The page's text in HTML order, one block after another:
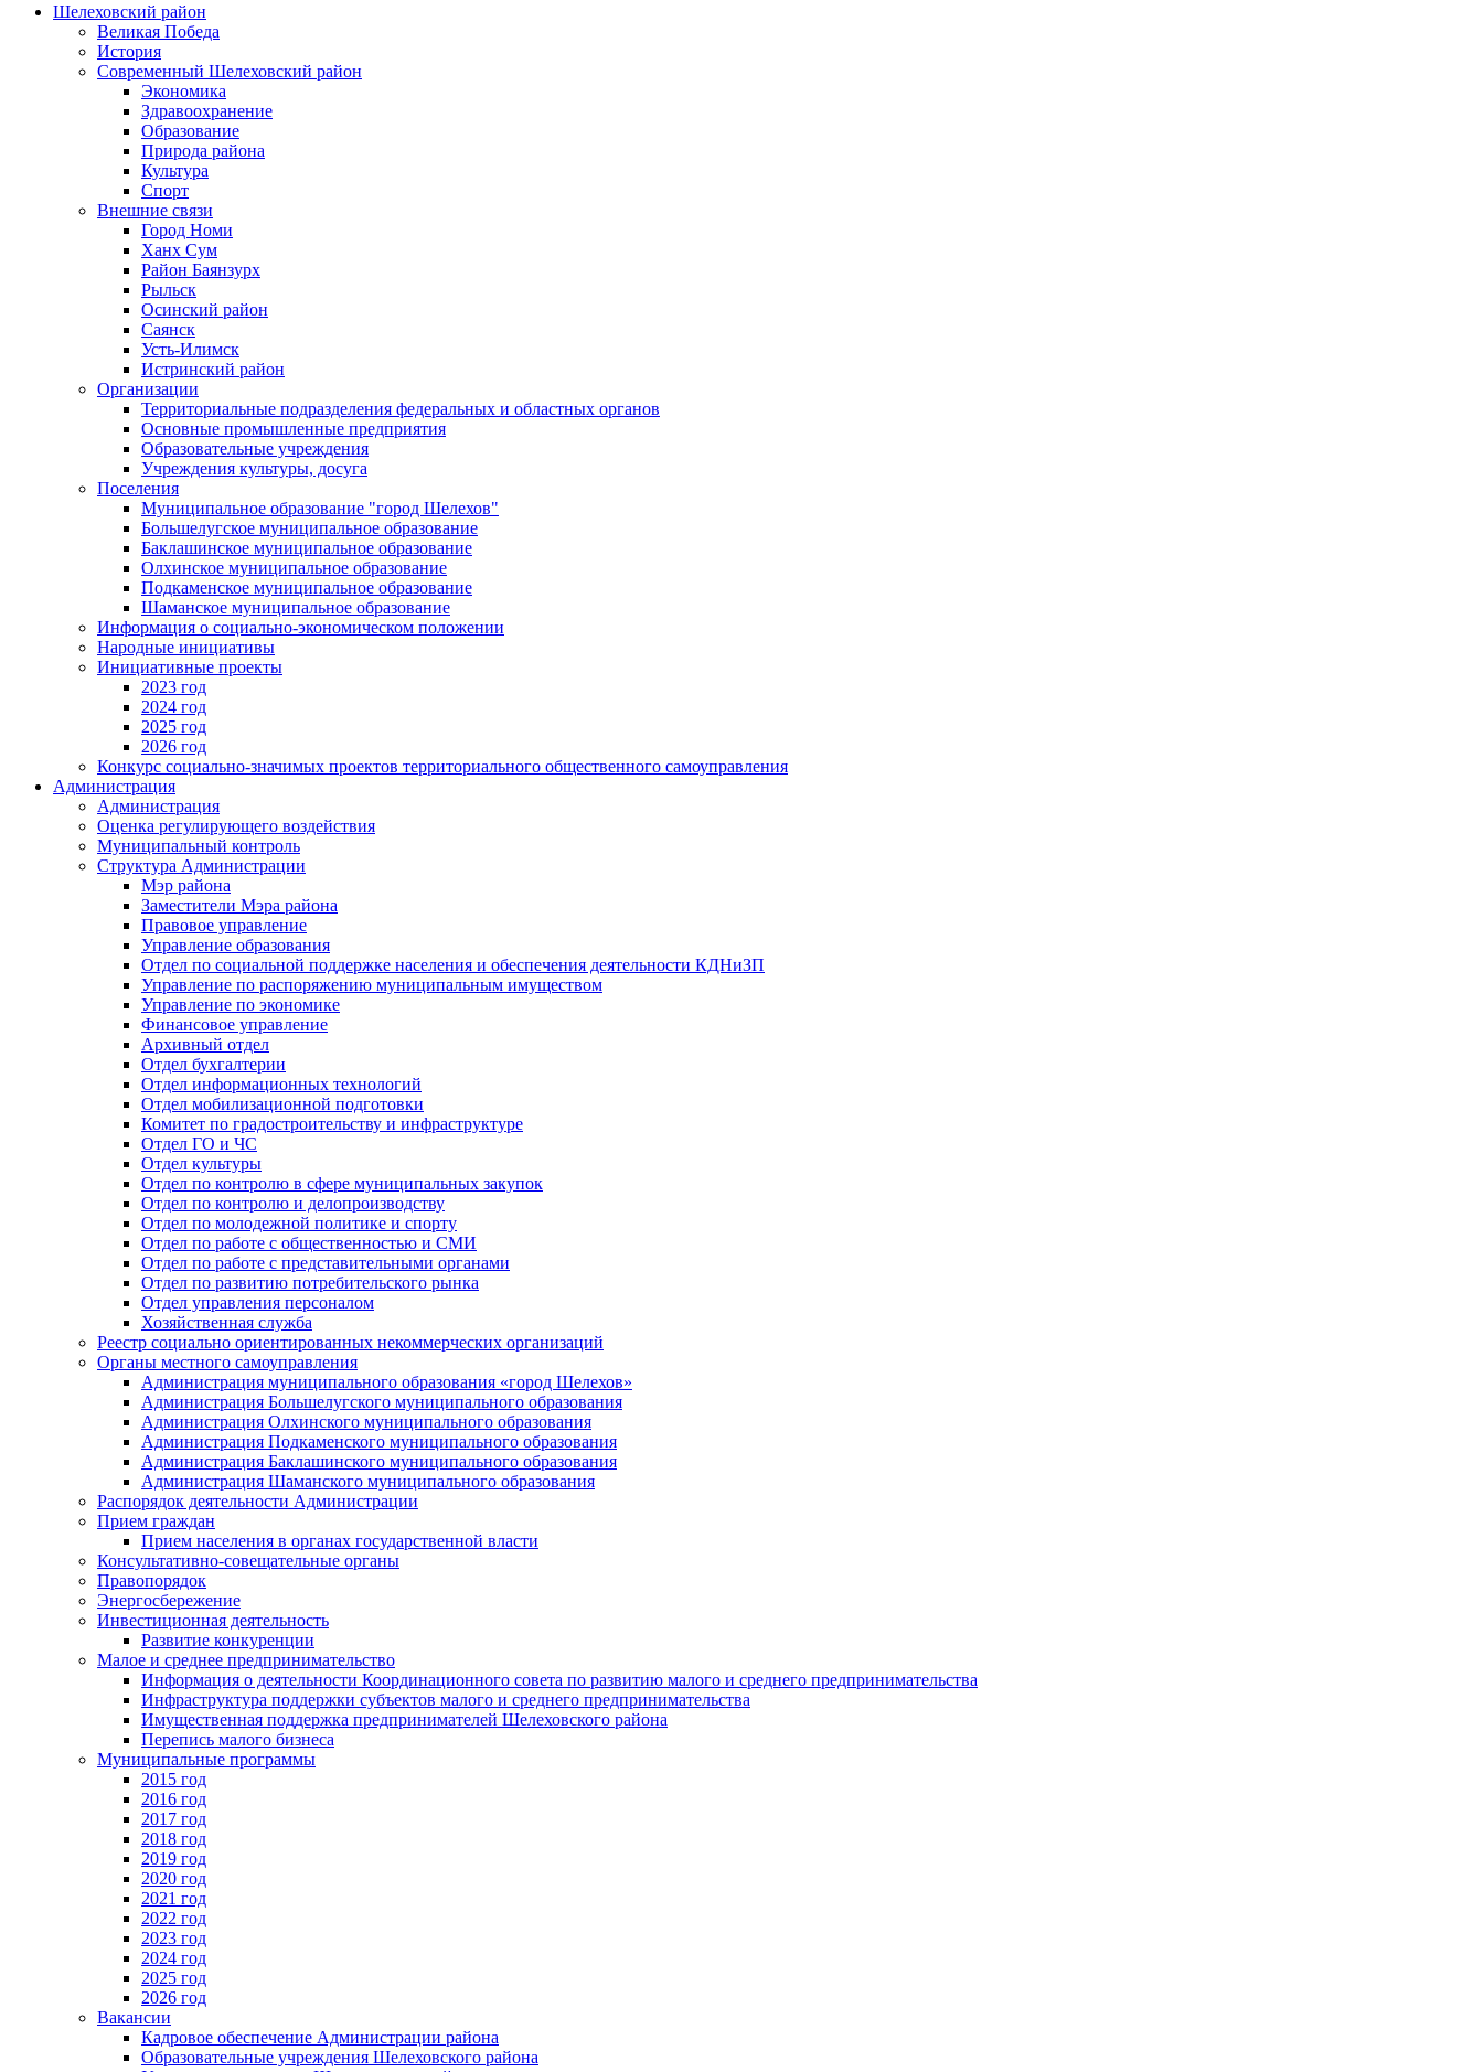
Шелеховский район
Великая Победа
История
Современный Шелеховский район
Экономика
Здравоохранение
Образование
Природа района
Культура
Спорт
Внешние связи
Город Номи
Ханх Сум
Район Баянзурх
Рыльск
Осинский район
Саянск
Усть-Илимск
Истринский район
Организации
Территориальные подразделения федеральных и областных органов
Основные промышленные предприятия
Образовательные учреждения
Учреждения культуры, досуга
Поселения
Муниципальное образование "город Шелехов"
Большелугское муниципальное образование
Баклашинское муниципальное образование
Олхинское муниципальное образование
Подкаменское муниципальное образование
Шаманское муниципальное образование
Информация о социально-экономическом положении
Народные инициативы
Инициативные проекты
2023 год
2024 год
2025 год
2026 год
Конкурс социально-значимых проектов территориального общественного самоуправления
Администрация
Администрация
Оценка регулирующего воздействия
Муниципальный контроль
Структура Администрации
Мэр района
Заместители Мэра района
Правовое управление
Управление образования
Отдел по социальной поддержке населения и обеспечения деятельности КДНиЗП
Управление по распоряжению муниципальным имуществом
Управление по экономике
Финансовое управление
Архивный отдел
Отдел бухгалтерии
Отдел информационных технологий
Отдел мобилизационной подготовки
Комитет по градостроительству и инфраструктуре
Отдел ГО и ЧС
Отдел культуры
Отдел по контролю в сфере муниципальных закупок
Отдел по контролю и делопроизводству
Отдел по молодежной политике и спорту
Отдел по работе с общественностью и СМИ
Отдел по работе с представительными органами
Отдел по развитию потребительского рынка
Отдел управления персоналом
Хозяйственная служба
Реестр социально ориентированных некоммерческих организаций
Органы местного самоуправления
Администрация муниципального образования «город Шелехов»
Администрация Большелугского муниципального образования
Администрация Олхинского муниципального образования
Администрация Подкаменского муниципального образования
Администрация Баклашинского муниципального образования
Администрация Шаманского муниципального образования
Распорядок деятельности Администрации
Прием граждан
Прием населения в органах государственной власти
Консультативно-совещательные органы
Правопорядок
Энергосбережение
Инвестиционная деятельность
Развитие конкуренции
Малое и среднее предпринимательство
Информация о деятельности Координационного совета по развитию малого и среднего предпринимательства
Инфраструктура поддержки субъектов малого и среднего предпринимательства
Имущественная поддержка предпринимателей Шелеховского района
Перепись малого бизнеса
Муниципальные программы
2015 год
2016 год
2017 год
2018 год
2019 год
2020 год
2021 год
2022 год
2023 год
2024 год
2025 год
2026 год
Вакансии
Кадровое обеспечение Администрации района
Образовательные учреждения Шелеховского района